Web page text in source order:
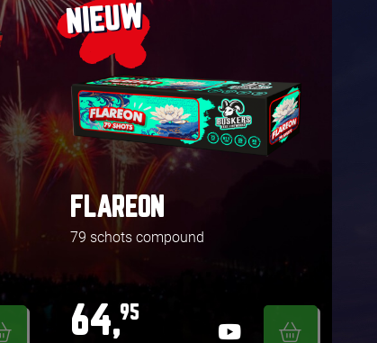
NIEUW
FLAREON
79 schots compound
64,95